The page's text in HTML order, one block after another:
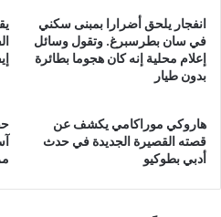
انفجار يلحق أضرارا بمبنى سكني
في سان بطرسبرغ. وتقول وسائل
إعلام محلية إنه كان هجوما بطائرة
بدون طيار
هاروكي موراكامي يكشف عن
قصته القصيرة الجديدة في حدث
أدبي بطوكيو